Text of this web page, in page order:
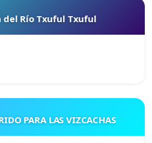
del Río Txuful Txuful
PARA LAS VIZCACHAS